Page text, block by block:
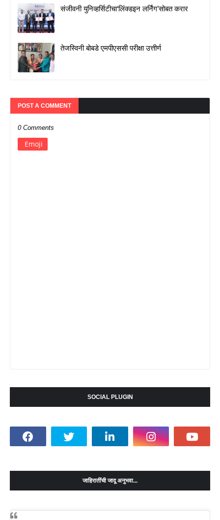
संजीवनी युनिव्हर्सिटीचा‘लिंक्डइन लर्निंग’सोबत करार
तेजस्विनी बोबडे एमपीएससी परीक्षा उत्तीर्ण
POST A COMMENT
0 Comments
Emoji
SOCIAL PLUGIN
जाहिरातींची जादू अनुभवा...